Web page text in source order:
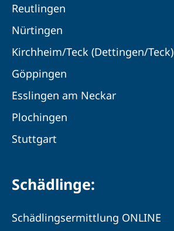
Reutlingen
Nürtingen
Kirchheim/Teck (Dettingen/Teck)
Göppingen
Esslingen am Neckar
Plochingen
Stuttgart
Schädlinge:
Schädlingsermittlung ONLINE